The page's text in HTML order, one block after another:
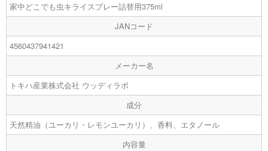
家中どこでも虫キライスプレー詰替用375ml
JANコード
4560437941421
メーカー名
トキハ産業株式会社 ウッディラボ
成分
天然精油（ユーカリ・レモンユーカリ）、香料、エタノール
内容量